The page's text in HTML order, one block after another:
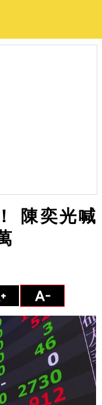
陳奕光喊